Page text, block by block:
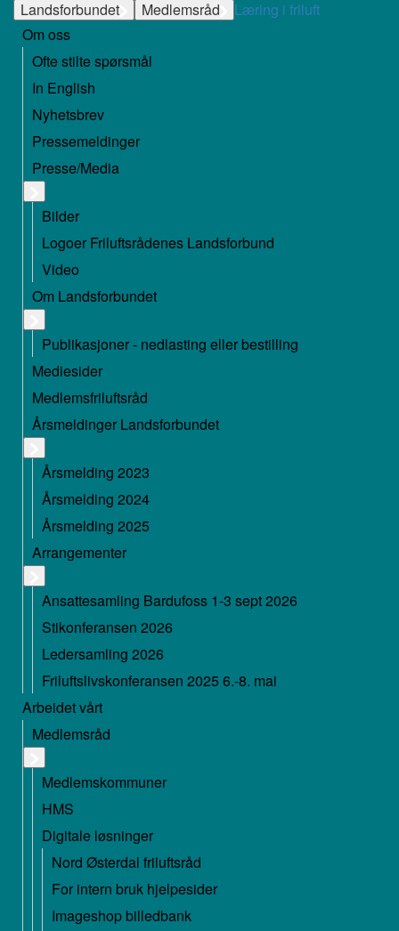
Landsforbundet Medlemsråd
Læring i friluft
Om oss
Ofte stilte spørsmål
In English
Nyhetsbrev
Pressemeldinger
Presse/Media
Bilder
Logoer Friluftsrådenes Landsforbund
Video
Om Landsforbundet
Publikasjoner - nedlasting eller bestilling
Mediesider
Medlemsfriluftsråd
Årsmeldinger Landsforbundet
Årsmelding 2023
Årsmelding 2024
Årsmelding 2025
Arrangementer
Ansattesamling Bardufoss 1-3 sept 2026
Stikonferansen 2026
Ledersamling 2026
Friluftslivskonferansen 2025 6.-8. mai
Arbeidet vårt
Medlemsråd
Medlemskommuner
HMS
Digitale løsninger
Nord Østerdal friluftsråd
For intern bruk hjelpesider
Imageshop billedbank